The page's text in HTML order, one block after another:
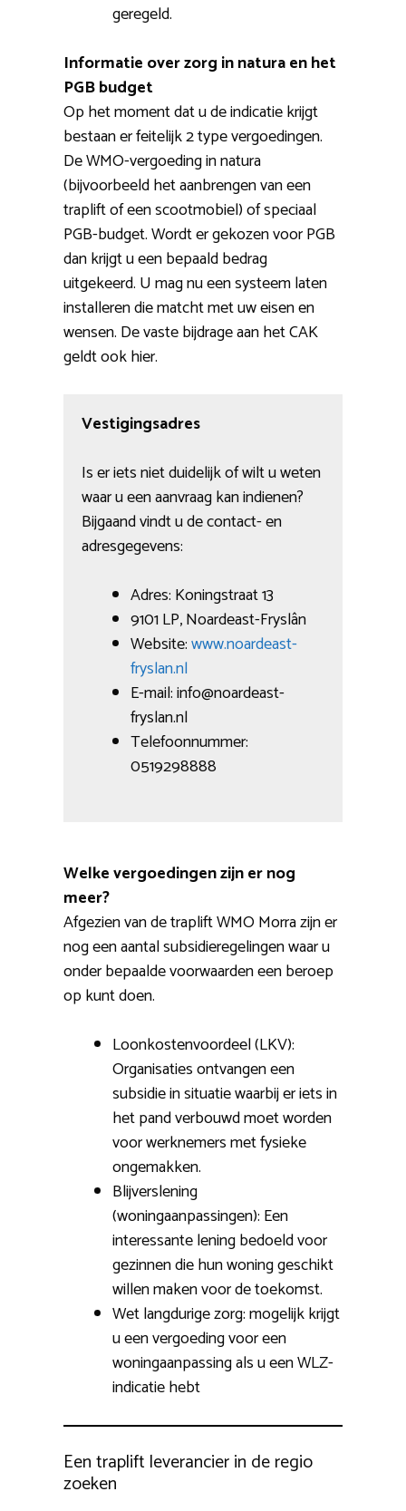
geregeld.
Informatie over zorg in natura en het
PGB budget
Op het moment dat u de indicatie krijgt
bestaan er feitelijk 2 type vergoedingen.
De WMO-vergoeding in natura
(bijvoorbeeld het aanbrengen van een
traplift of een scootmobiel) of speciaal
PGB-budget. Wordt er gekozen voor PGB
dan krijgt u een bepaald bedrag
uitgekeerd. U mag nu een systeem laten
installeren die matcht met uw eisen en
wensen. De vaste bijdrage aan het CAK
geldt ook hier.
Vestigingsadres
Is er iets niet duidelijk of wilt u weten
waar u een aanvraag kan indienen?
Bijgaand vindt u de contact- en
adresgegevens:
Adres: Koningstraat 13
9101 LP, Noardeast-Fryslân
Website:www.noardeast-
fryslan.nl
E-mail: info@noardeast-
fryslan.nl
Telefoonnummer:
0519298888
Welke vergoedingen zijn er nog
meer?
Afgezien van de traplift WMO Morra zijn er
nog een aantal subsidieregelingen waar u
onder bepaalde voorwaarden een beroep
op kunt doen.
Loonkostenvoordeel (LKV):
Organisaties ontvangen een
subsidie in situatie waarbij er iets in
het pand verbouwd moet worden
voor werknemers met fysieke
ongemakken.
Blijverslening
(woningaanpassingen): Een
interessante lening bedoeld voor
gezinnen die hun woning geschikt
willen maken voor de toekomst.
Wet langdurige zorg: mogelijk krijgt
u een vergoeding voor een
woningaanpassing als u een WLZ-
indicatie hebt
Een traplift leverancier in de regio
zoeken